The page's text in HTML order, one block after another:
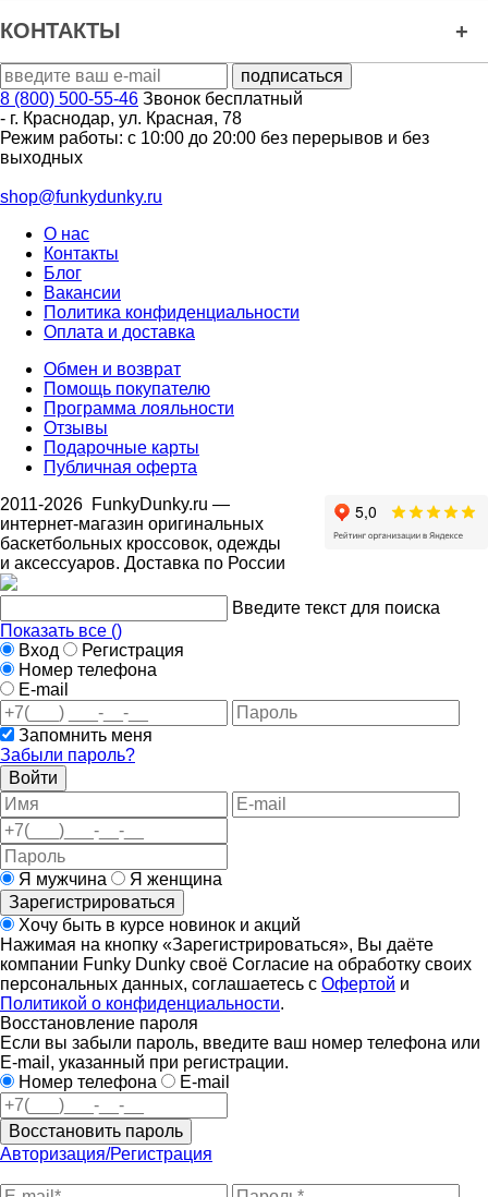
КОНТАКТЫ
8 (800) 500-55-46 Звонок бесплатный
- г. Краснодар, ул. Красная, 78
Режим работы: с 10:00 до 20:00 без перерывов и без
выходных
shop@funkydunky.ru
О нас
Контакты
Блог
Вакансии
Политика конфиденциальности
Оплата и доставка
Обмен и возврат
Помощь покупателю
Программа лояльности
Отзывы
Подарочные карты
Публичная оферта
2011-2026 FunkyDunky.ru —
интернет-магазин оригинальных
баскетбольных кроссовок, одежды
и аксессуаров. Доставка по России
Введите текст для поиска
Показать все ()
Вход
Регистрация
Номер телефона
E-mail
Запомнить меня
Забыли пароль?
Войти
Я мужчина
Я женщина
Зарегистрироваться
Хочу быть в курсе новинок и акций
Нажимая на кнопку «Зарегистрироваться», Вы даёте
компании Funky Dunky своё Согласие на обработку своих
персональных данных, соглашаетесь с Офертой и
Политикой о конфиденциальности.
Восстановление пароля
Если вы забыли пароль, введите ваш номер телефона или
E-mail, указанный при регистрации.
Номер телефона
E-mail
Восстановить пароль
Авторизация/Регистрация